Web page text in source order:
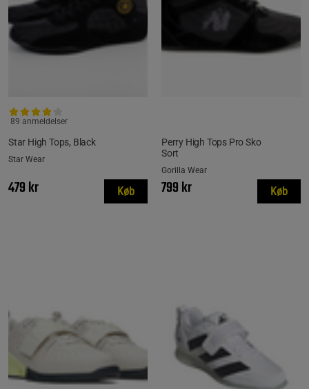
Star High Tops, Black
89 anmeldelser
Star Wear
479 kr Køb
Perry High Tops Pro Sko
Sort
Gorilla Wear
799 kr Køb